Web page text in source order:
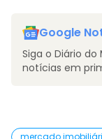
Google
Siga o Diário do
notícias em
mercado